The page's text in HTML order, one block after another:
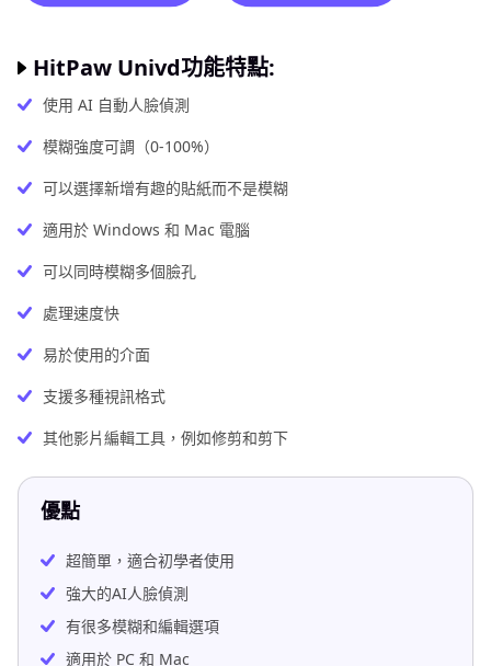
HitPaw Univd功能特點:
使用 AI 自動人臉偵測
模糊強度可調（0-100%）
可以選擇新增有趣的貼紙而不是模糊
適用於 Windows 和 Mac 電腦
可以同時模糊多個臉孔
處理速度快
易於使用的介面
支援多種視訊格式
其他影片編輯工具，例如修剪和剪下
優點
超簡單，適合初學者使用
強大的AI人臉偵測
有很多模糊和編輯選項
適用於 PC 和 Mac